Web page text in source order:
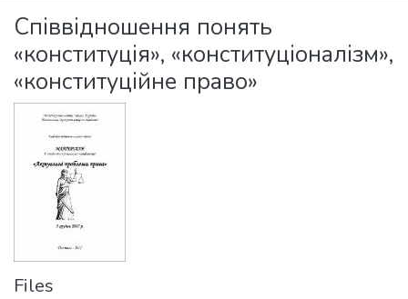
Statistics
Співвідношення понять
«конституція», «конституціоналізм»,
«конституційне право»
Files